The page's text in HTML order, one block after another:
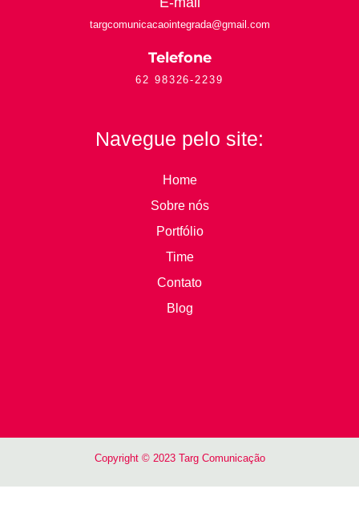
targcomunicacaointegrada@gmail.com
Telefone
62 98326-2239
Navegue pelo site:
Home
Sobre nós
Portfólio
Time
Contato
Blog
Copyright © 2023 Targ Comunicação